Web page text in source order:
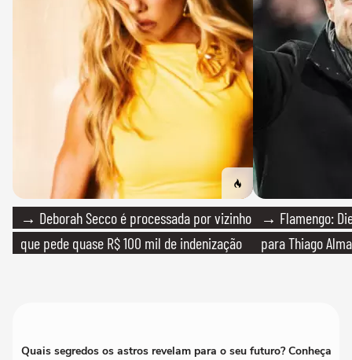
→ Deborah Secco é processada por vizinho
que pede quase R$ 100 mil de indenização
→ Flamengo:
para Thiago
Quais segredos os astros revelam para o seu futuro? Conheça